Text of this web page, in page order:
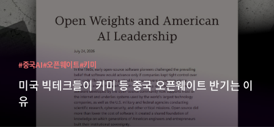
미국 빅테크들이 키미 등 중국 오픈웨이트 반기는 이
유
#중국AI#오픈웨이트#키미